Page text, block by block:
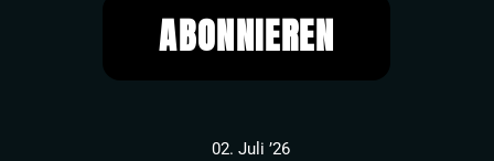
02. Juli ’26